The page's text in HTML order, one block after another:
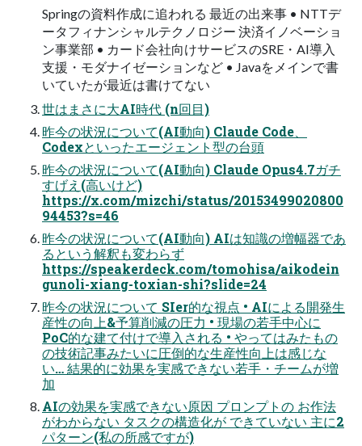
Springの資料作成に追われる 最近の出来事 • NTTデ
ータフィナンシャルテクノロジー 決済イノベーショ
ン事業部 • カード会社向けサービスのSRE・AI導⼊
⽀援・モダナイゼーションなど • Javaをメインで書
いていたが最近は書けてない
世はまさに⼤AI時代 (n回⽬)
昨今の状況について(AI動向) Claude Code、
Codexといったエージェント型の台頭
昨今の状況について(AI動向) Claude Opus4.7ガチ
すげえ(⾼いけど)
https://x.com/mizchi/status/20153499020800
94453?s=46
昨今の状況について(AI動向) AIは知識の増幅器であ
るという解釈も変わらず
https://speakerdeck.com/tomohisa/aikodein
gunoli-xiang-toxian-shi?slide=24
昨今の状況について SIer的な視点 • AIによる開発⽣
産性の向上&予算削減の圧⼒ • 現場の若⼿中⼼に
PoC的な建て付けで導⼊される • やってはみたもの
の技術記事みたいに圧倒的な⽣産性向上は感じな
い… 結果的に効果を実感できない若⼿・チームが増
加
AIの効果を実感できない原因 プロンプトの お作法
がわからない タスクの構造化が できていない 主に2
パターン(私の所感ですが)